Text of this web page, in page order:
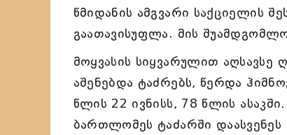
წმიდანის ამგვარი საქციელის
გაათავისუფლა. მის
მოყვასის სიყვარულით
აშენებდა ტაძრებს, წერდა
წლის 22 ივნისს, 78 წლის
ბართლომეს ტაძარში დაასვენეს